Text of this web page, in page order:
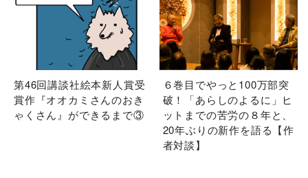
第46回講談社絵本新人賞受
賞作『オオカミさんのおき
ゃくさん』ができるまで③
６巻目でやっと100万部突
破！「あらしのよるに」ヒ
ットまでの苦労の８年と、
20年ぶりの新作を語る【作
者対談】